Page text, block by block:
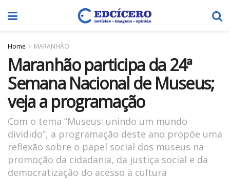
Home MARANHÃO
Maranhão participa da 24ª
Semana Nacional de Museus;
veja a programação
Com o tema “Museus: unindo um mundo
dividido”, a programação deste ano propõe uma
reflexão sobre o papel social dos museus na
promoção da cidadania, da justiça social e da
democratização do acesso à cultura